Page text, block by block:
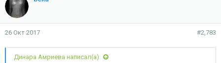
26 Окт 2017 #2,783
Динара Амриева написал(а):